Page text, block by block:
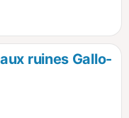
ruines Gallo-